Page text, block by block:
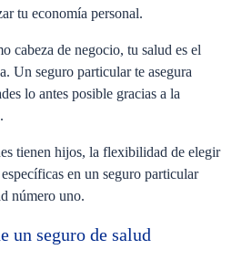
tu economía personal.
cabeza de negocio, tu salud es el
Un seguro particular te asegura
lo antes posible gracias a la
tienen hijos, la flexibilidad de elegir
en un seguro particular
número uno.
un seguro de salud